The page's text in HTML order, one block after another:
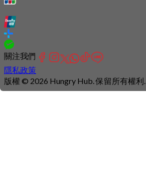
關注我們
隱私政策
版權 © 2026 Hungry Hub. 保留所有權利.
Connection